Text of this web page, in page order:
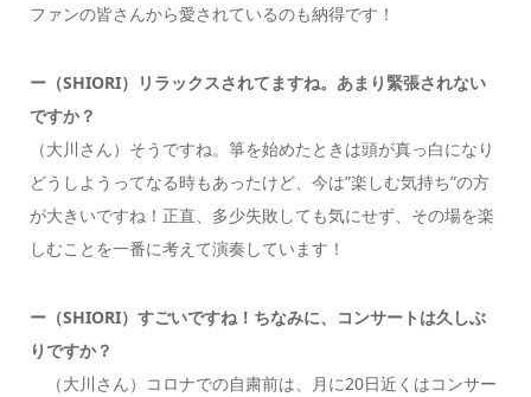
ファンの皆さんから愛されているのも納得です！
ー（SHIORI）リラックスされてますね。あまり緊張されない
ですか？
（大川さん）そうですね。箏を始めたときは頭が真っ白になり
どうしようってなる時もあったけど、今は”楽しむ気持ち”の方
が大きいですね！正直、多少失敗しても気にせず、その場を楽
しむことを一番に考えて演奏しています！
ー（SHIORI）すごいですね！ちなみに、コンサートは久しぶ
りですか？
（大川さん） コロナでの自粛前は、月に20日近くはコンサー